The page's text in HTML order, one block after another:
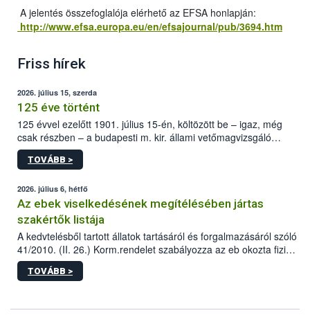
A jelentés összefoglalója elérhető az EFSA honlapján:
http://www.efsa.europa.eu/en/efsajournal/pub/3694.htm
Friss hírek
2026. július 15, szerda
125 éve történt
125 évvel ezelőtt 1901. július 15-én, költözött be – igaz, még
csak részben – a budapesti m. kir. állami vetőmagvizsgáló
állomás a Kis Rókus utca 15. szám alatti, Czigler Győző által
tervezett új épületébe.
TOVÁBB >
2026. július 6, hétfő
Az ebek viselkedésének megítélésében jártas
szakértők listája
A kedvtelésből tartott állatok tartásáról és forgalmazásáról szóló
41/2010. (II. 26.) Korm.rendelet szabályozza az eb okozta fizikai
sérülés, illetve ennek veszélye keletkezésekor felmerülő
hatósági feladatokat, valamint a veszélyes eb tartását és annak
TOVÁBB >